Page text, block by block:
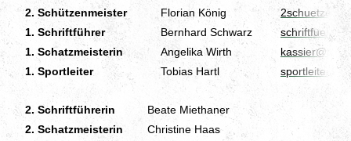
2. Schützenmeister
Florian König
1. Schriftführer
Bernhard Schwarz
1. Schatzmeisterin
Angelika Wirth
1. Sportleiter
Tobias Hartl
2. Schriftführerin
Beate Miethaner
2. Schatzmeisterin
Christine Haas